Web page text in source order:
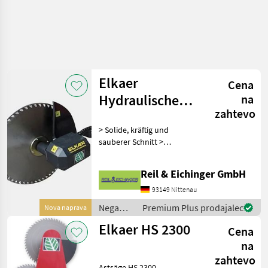
Nova naprava
Elkaer
Hydraulische
HKL
Cena
na
zahtevo
> Solide, kräftig und
sauberer Schnitt >
Gewicht > 800 mm
Arbeitsbreite > ideal, um
Sträucher und Hecken von
oben ab
Reil & Eichinger GmbH
93149 Nittenau
Nega
dreves /
Elkaer
Premium Plus prodajalec
Elkaer HS 2300
Cena
na
zahtevo